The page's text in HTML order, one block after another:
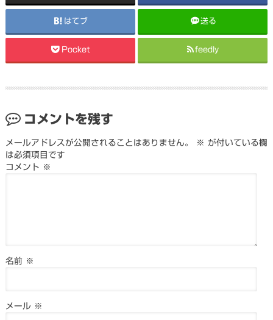
はてブ 送る
Pocket feedly
コメントを残す
メールアドレスが公開されることはありません。 ※ が付いている欄
は必須項目です
コメント ※
名前 ※
メール ※